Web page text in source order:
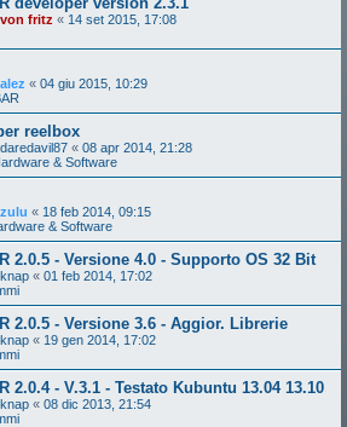
von fritz « 14 set 2015, 17:08
alez « 04 giu 2015, 10:29
reelbox
daredavil87 « 08 apr 2014, 21:28
& Software
zulu « 18 feb 2014, 09:15
& Software
2.0.5 - Versione 4.0 - Supporto OS 32 Bit
knap « 01 feb 2014, 17:02
2.0.5 - Versione 3.6 - Aggior. Librerie
knap « 19 gen 2014, 17:02
2.0.4 - V.3.1 - Testato Kubuntu 13.04 13.10
knap « 08 dic 2013, 21:54